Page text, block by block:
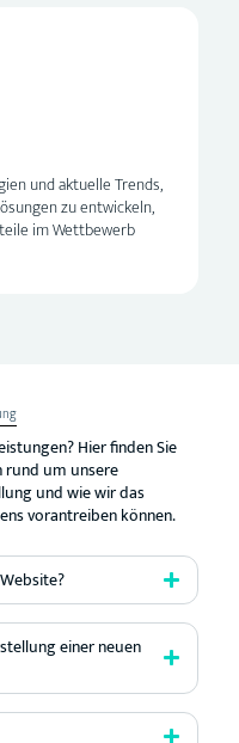
und aktuelle Trends,
zu entwickeln,
im Wettbewerb
Hier finden Sie
um unsere
und wie wir das
vorantreiben können.
einer neuen